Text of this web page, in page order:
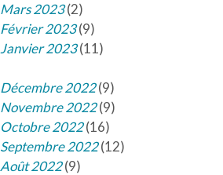
Mars 2023(2)
Février 2023(9)
Janvier 2023(11)
Décembre 2022(9)
Novembre 2022(9)
Octobre 2022(16)
Septembre 2022(12)
Août 2022(9)